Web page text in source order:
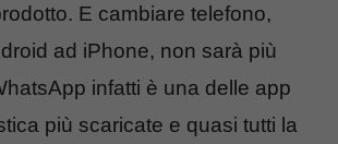
E cambiare telefono,
ad iPhone, non sarà più
infatti è una delle app
più scaricate e quasi tutti la